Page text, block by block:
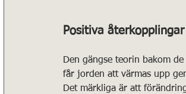
Positiva
Den gängse teorin bakom
får jorden att värmas upp
Det märkliga är att